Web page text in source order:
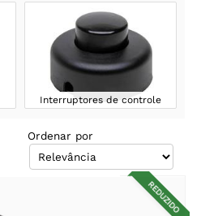
Interruptores de controle
Ordenar por
REDUZIDO